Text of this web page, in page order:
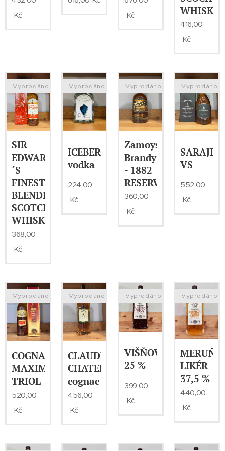
Kč
Kč
WHISKY
416,00
Kč
SIR
EDWARD
´S
FINEST
BLENDED
SCOTCH
WHISKY
Vyprodáno
368,00
Kč
ICEBERG-
vodka
Vyprodáno
224,00
Kč
Zamoyski
Brandy
- 1882
RESERVE
Vyprodáno
360,00
Kč
VS
Vyprodáno
552,00
Kč
COGNAC
MAXIME
TRIOL
Vyprodáno
520,00
Kč
CLAUDE
CHATELIER
cognac
Vyprodáno
456,00
Kč
VIŠŇOVKA
25 %
Vyprodáno
399,00
Kč
LIKÉR
37,5 %
Vyprodáno
440,00
Kč